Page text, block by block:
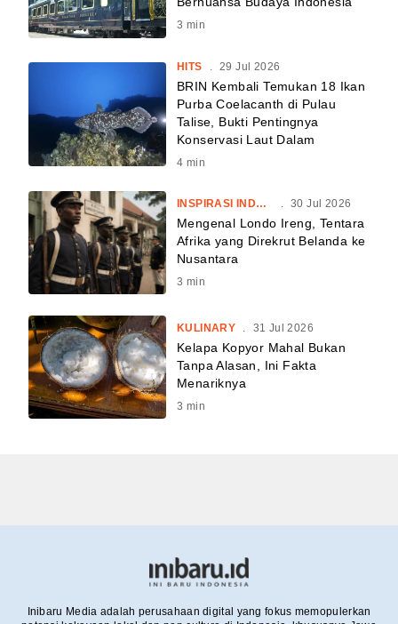
3 min
HITS 29 Jul 2026
BRIN Kembali Temukan 18 Ikan
Purba Coelacanth di Pulau
Talise, Bukti Pentingnya
Konservasi Laut Dalam
4 min
INSPIRASI INDONESIA 30 Jul 2026
Mengenal Londo Ireng, Tentara
Afrika yang Direkrut Belanda ke
Nusantara
3 min
KULINARY . 31 Jul 2026
Kelapa Kopyor Mahal Bukan
Tanpa Alasan, Ini Fakta
Menariknya
3 min
Inibaru Media adalah perusahaan digital yang fokus memopulerkan